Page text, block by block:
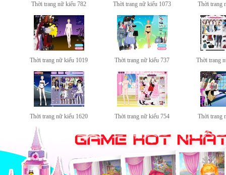
Thời trang nữ kiểu 782 Thời trang nữ kiểu 1073 Thời trang
Thời trang nữ kiểu 1019 Thời trang nữ kiểu 737 Thời trang
Thời trang nữ kiểu 1620 Thời trang nữ kiểu 754 Thời trang